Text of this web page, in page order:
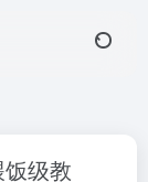
级教